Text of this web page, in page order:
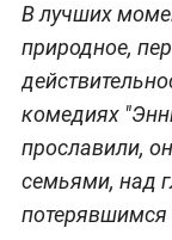
В лучших
природное,
комедиях
прославили,
семьями, над